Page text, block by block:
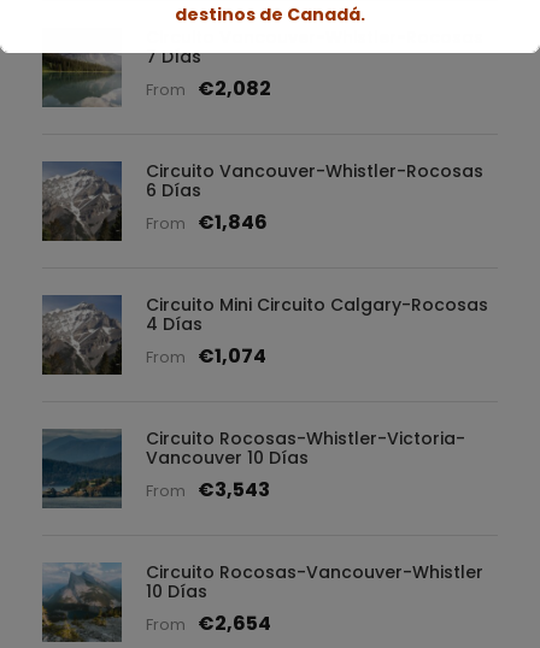
7 Días
From €2,082
Circuito Vancouver-Whistler-Rocosas
6 Días
From €1,846
Circuito Mini Circuito Calgary-Rocosas
4 Días
From €1,074
Circuito Rocosas-Whistler-Victoria-
Vancouver 10 Días
From €3,543
Circuito Rocosas-Vancouver-Whistler
10 Días
From €2,654
destinos de Canadá.
Esto se cerrará en